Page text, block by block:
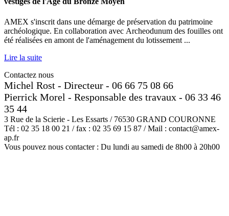
AMEX s'inscrit dans une démarge de préservation du patrimoine
archéologique. En collaboration avec Archeodunum des fouilles ont
été réalisées en amont de l'aménagement du lotissement ...
Lire la suite
Contactez nous
Michel Rost - Directeur - 06 66 75 08 66
Pierrick Morel - Responsable des travaux - 06 33 46
35 44
3 Rue de la Scierie - Les Essarts / 76530 GRAND COURONNE
Tél : 02 35 18 00 21 / fax : 02 35 69 15 87 / Mail : contact@amex-
ap.fr
Vous pouvez nous contacter : Du lundi au samedi de 8h00 à 20h00